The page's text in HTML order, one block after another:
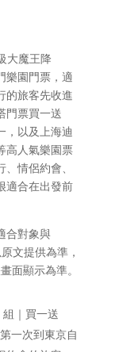
大魔王降
樂園門票，適
的旅客先收進
門票買一送
，以及上海迪
高人氣樂園票
情侶約會、
適合在出發前
合對象與
文提供為準，
面顯示為準。
｜買一送
一次到東京自